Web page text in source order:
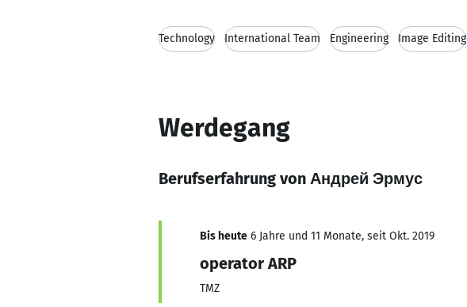
Technology International Team Engineering Image Editing
Werdegang
Berufserfahrung von Андрей Эрмус
Bis heute 6 Jahre und 11 Monate, seit Okt. 2019
operator ARP
TMZ